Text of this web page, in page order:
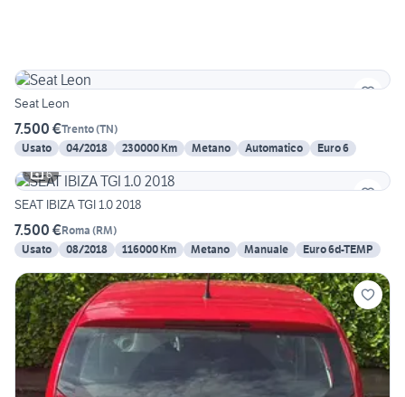
Seat Leon
7.500 €Trento(TN)
Usato
04/2018 230000 Km Metano Automatico
Euro 6
6
SEAT IBIZA TGI 1.0 2018
7.500 €Roma (RM)
Usato
08/2018 116000 Km Metano Manuale Euro 6d-TEMP